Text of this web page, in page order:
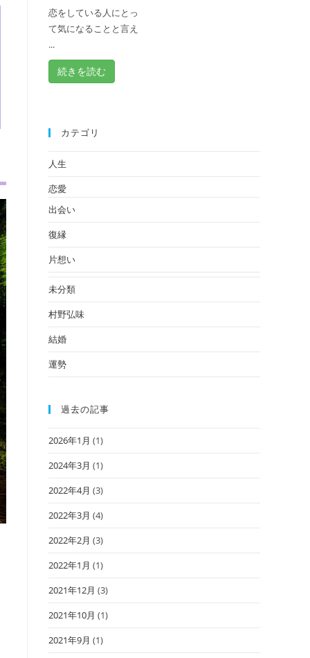
恋をしている人にとっ
て気になることと言え
...
続きを読む
カテゴリ
人生
恋愛
出会い
復縁
片想い
未分類
村野弘味
結婚
運勢
過去の記事
2026年1月 (1)
2024年3月 (1)
2022年4月 (3)
2022年3月 (4)
2022年2月 (3)
2022年1月 (1)
2021年12月 (3)
2021年10月 (1)
2021年9月 (1)